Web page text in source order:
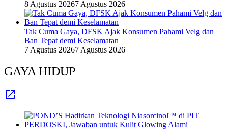
8 Agustus 20267 Agustus 2026
Tak Cuma Gaya, DFSK Ajak Konsumen Pahami Velg dan
Ban Tepat demi Keselamatan
7 Agustus 20267 Agustus 2026
GAYA HIDUP